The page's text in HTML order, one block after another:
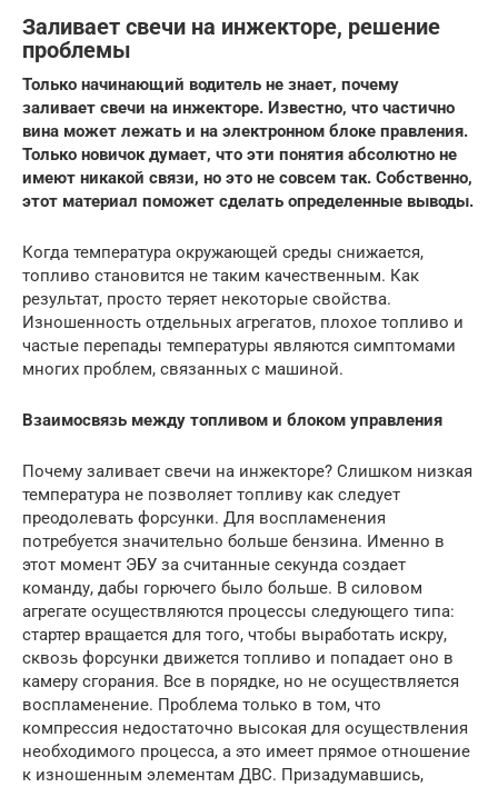
Заливает свечи на инжекторе, решение
проблемы
Только начинающий водитель не знает, почему
заливает свечи на инжекторе. Известно, что частично
вина может лежать и на электронном блоке правления.
Только новичок думает, что эти понятия абсолютно не
имеют никакой связи, но это не совсем так. Собственно,
этот материал поможет сделать определенные выводы.
Когда температура окружающей среды снижается,
топливо становится не таким качественным. Как
результат, просто теряет некоторые свойства.
Изношенность отдельных агрегатов, плохое топливо и
частые перепады температуры являются симптомами
многих проблем, связанных с машиной.
Взаимосвязь между топливом и блоком управления
Почему заливает свечи на инжекторе? Слишком низкая
температура не позволяет топливу как следует
преодолевать форсунки. Для воспламенения
потребуется значительно больше бензина. Именно в
этот момент ЭБУ за считанные секунда создает
команду, дабы горючего было больше. В силовом
агрегате осуществляются процессы следующего типа:
стартер вращается для того, чтобы выработать искру,
сквозь форсунки движется топливо и попадает оно в
камеру сгорания. Все в порядке, но не осуществляется
воспламенение. Проблема только в том, что
компрессия недостаточно высокая для осуществления
необходимого процесса, а это имеет прямое отношение
к изношенным элементам ДВС. Призадумавшись,